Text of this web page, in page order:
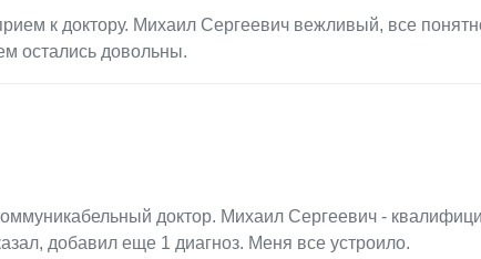
к доктору. Михаил Сергеевич вежливый, все
остались довольны.
доктор. Михаил Сергеевич -
добавил еще 1 диагноз. Меня все устроило.